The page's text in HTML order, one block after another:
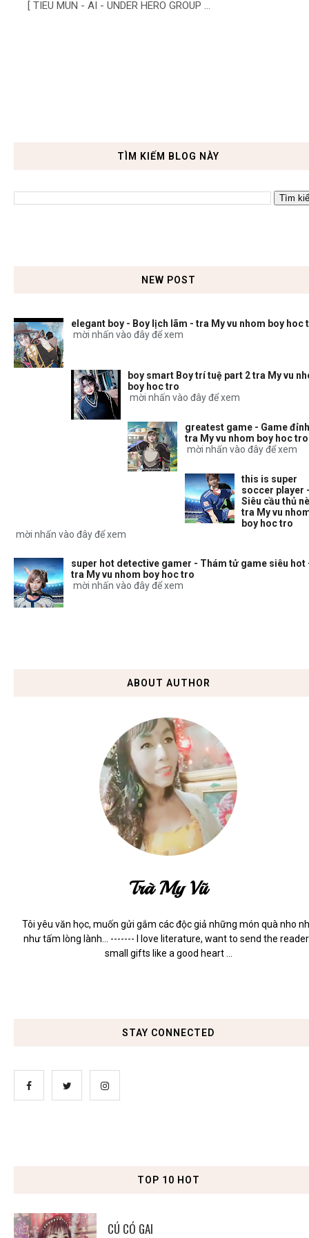
[ TIEU MUN - AI - UNDER HERO GROUP ...
TÌM KIẾM BLOG NÀY
NEW POST
elegant boy - Boy lịch lãm - tra My vu nhom boy hoc
mời nhấn vào đây để xem
boy smart Boy trí tuệ part 2 tra My vu
boy hoc tro
mời nhấn vào đây để xem
greatest game - Game
tra My vu nhom boy hoc tro
mời nhấn vào đây để xem
this is super
soccer player
Siêu cầu thủ
tra My vu
boy hoc tro
mời nhấn vào đây để xem
super hot detective gamer - Thám tử game siêu hot
tra My vu nhom boy hoc tro
mời nhấn vào đây để xem
ABOUT AUTHOR
Trà My Vũ
Tôi yêu văn học, muốn gửi gắm các độc giả những món quà nho
như tấm lòng lành... ------- I love literature, want to send the
small gifts like a good heart ...
STAY CONNECTED
TOP 10 HOT
CÚ CÓ GAI